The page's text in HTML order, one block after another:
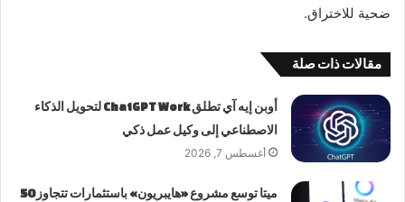
ضحية للاختراق.
مقالات ذات صلة
أوبن إيه آي تطلق ChatGPT Work لتحويل الذكاء
الاصطناعي إلى وكيل عمل ذكي
أغسطس 7, 2026
ميتا توسع مشروع «هايبريون» باستثمارات تتجاوز 50